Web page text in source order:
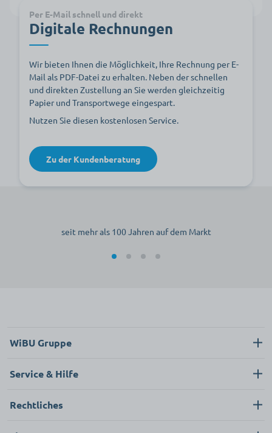
Per E-Mail schnell und direkt
Digitale Rechnungen
Wir bieten Ihnen die Möglichkeit, Ihre Rechnung per E-
Mail als PDF-Datei zu erhalten. Neben der schnellen
und direkten Zustellung an Sie werden gleichzeitig
Papier und Transportwege eingespart.
Nutzen Sie diesen kostenlosen Service.
Zu der Kundenberatung
seit mehr als 100 Jahren auf dem Markt
WiBU Gruppe
News
Service & Hilfe
Rechtliches